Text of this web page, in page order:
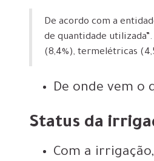
De acordo com a
de quantidade
(8,4%), termelétricas
De onde vem o
Status da
Com a